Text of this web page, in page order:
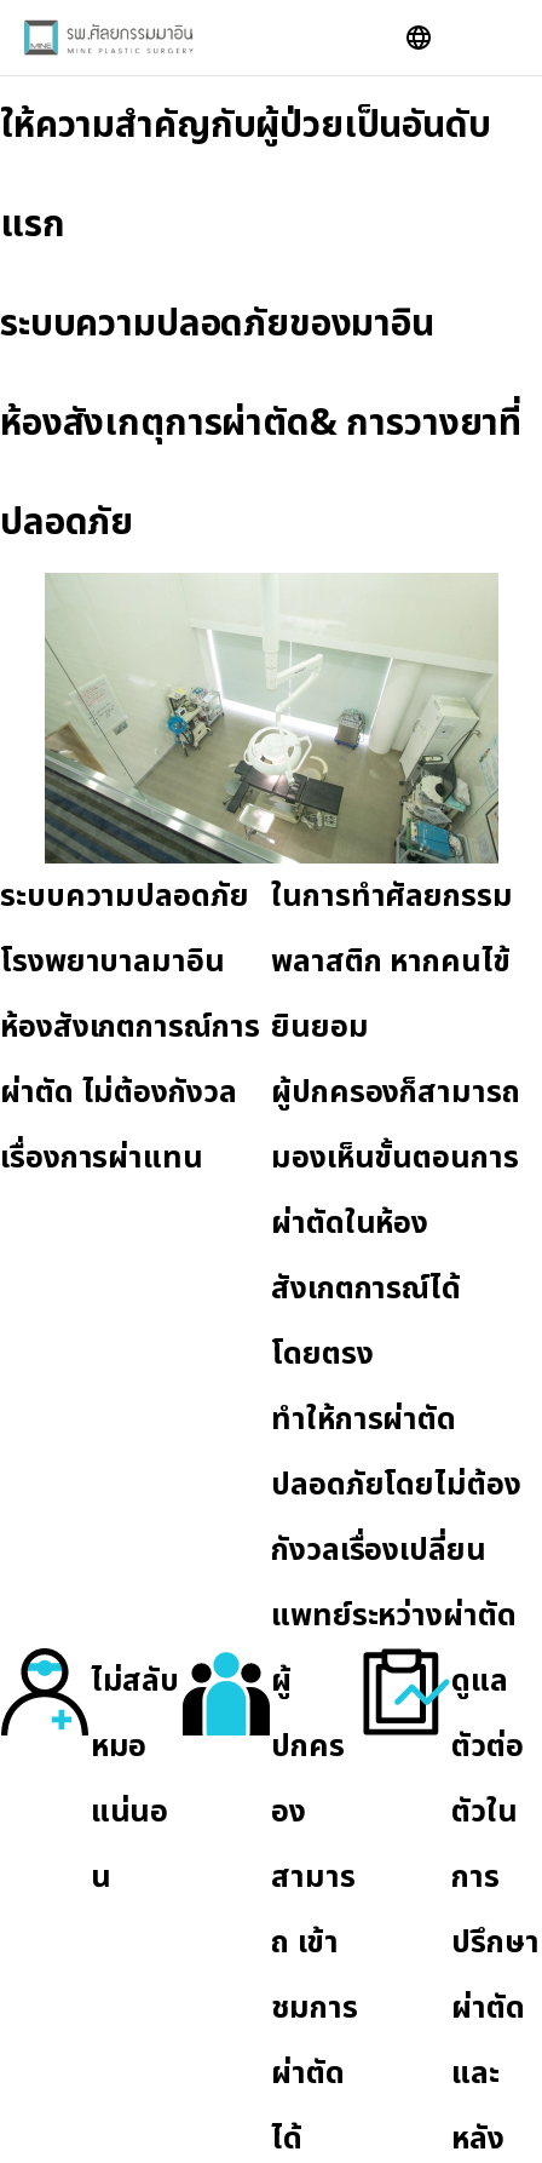
Skip
content
ให้ความสำคัญกับผู้ป่วยเป็นอันดับ
แรก
ระบบความปลอดภัยของมาอิน
ห้องสังเกตุการผ่าตัด& การวางยาที่
ปลอดภัย
ระบบความปลอดภัย
โรงพยาบาลมาอิน
ห้องสังเกตการณ์การ
ผ่าตัด ไม่ต้องกังวล
เรื่องการผ่าแทน
ในการทำศัลยกรรม
พลาสติก หากคนไข้
ยินยอม
ผู้ปกครองก็สามารถ
มองเห็นขั้นตอนการ
ผ่าตัดในห้อง
สังเกตการณ์ได้
โดยตรง
ทำให้การผ่าตัด
ปลอดภัยโดยไม่ต้อง
กังวลเรื่องเปลี่ยน
แพทย์ระหว่างผ่าตัด
ไม่สลับ
หมอ
แน่นอ
น
ผู้
ปกคร
อง
สามาร
ถ เข้า
ชมการ
ผ่าตัด
ได้
ดูแล
ตัวต่อ
ตัวใน
การ
ปรึกษา
ผ่าตัด
และ
หลัง